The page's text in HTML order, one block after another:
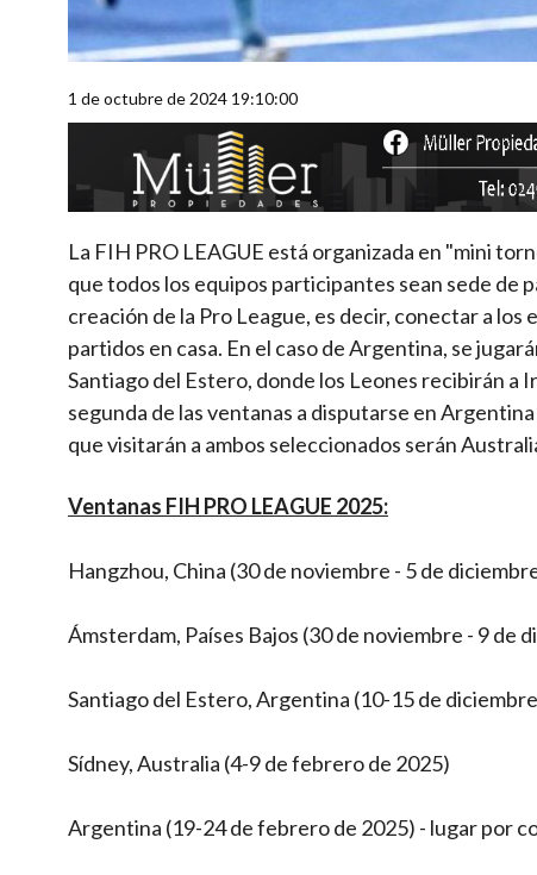
1 de octubre de 2024 19:10:00
La FIH PRO LEAGUE está organizada en "mini
que todos los equipos participantes sean sede de
creación de la Pro League, es decir, conectar a
partidos en casa. En el caso de Argentina, se
Santiago del Estero, donde los Leones recibirán a
segunda de las ventanas a disputarse en
que visitarán a ambos seleccionados serán
Ventanas FIH PRO LEAGUE 2025:
Hangzhou, China (30 de noviembre - 5 de
Ámsterdam, Países Bajos (30 de noviembre - 9 de
Santiago del Estero, Argentina (10-15 de
Sídney, Australia (4-9 de febrero de 2025)
Argentina (19-24 de febrero de 2025) - lugar por